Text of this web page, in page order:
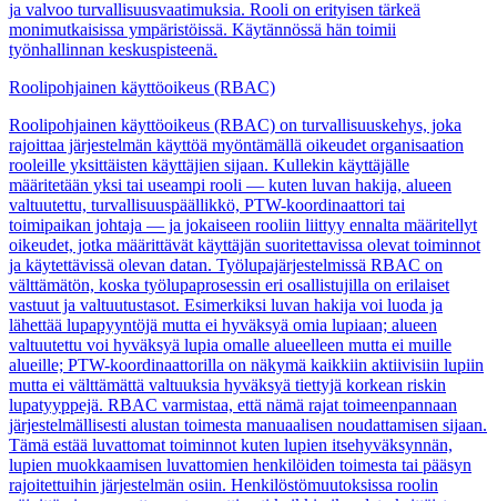
ja valvoo turvallisuusvaatimuksia. Rooli on erityisen tärkeä
monimutkaisissa ympäristöissä. Käytännössä hän toimii
työnhallinnan keskuspisteenä.
Roolipohjainen käyttöoikeus (RBAC)
Roolipohjainen käyttöoikeus (RBAC) on turvallisuuskehys, joka
rajoittaa järjestelmän käyttöä myöntämällä oikeudet organisaation
rooleille yksittäisten käyttäjien sijaan. Kullekin käyttäjälle
määritetään yksi tai useampi rooli — kuten luvan hakija, alueen
valtuutettu, turvallisuuspäällikkö, PTW-koordinaattori tai
toimipaikan johtaja — ja jokaiseen rooliin liittyy ennalta määritellyt
oikeudet, jotka määrittävät käyttäjän suoritettavissa olevat toiminnot
ja käytettävissä olevan datan. Työlupajärjestelmissä RBAC on
välttämätön, koska työlupaprosessin eri osallistujilla on erilaiset
vastuut ja valtuutustasot. Esimerkiksi luvan hakija voi luoda ja
lähettää lupapyyntöjä mutta ei hyväksyä omia lupiaan; alueen
valtuutettu voi hyväksyä lupia omalle alueelleen mutta ei muille
alueille; PTW-koordinaattorilla on näkymä kaikkiin aktiivisiin lupiin
mutta ei välttämättä valtuuksia hyväksyä tiettyjä korkean riskin
lupatyyppejä. RBAC varmistaa, että nämä rajat toimeenpannaan
järjestelmällisesti alustan toimesta manuaalisen noudattamisen sijaan.
Tämä estää luvattomat toiminnot kuten lupien itsehyväksynnän,
lupien muokkaamisen luvattomien henkilöiden toimesta tai pääsyn
rajoitettuihin järjestelmän osiin. Henkilöstömuutoksissa roolin